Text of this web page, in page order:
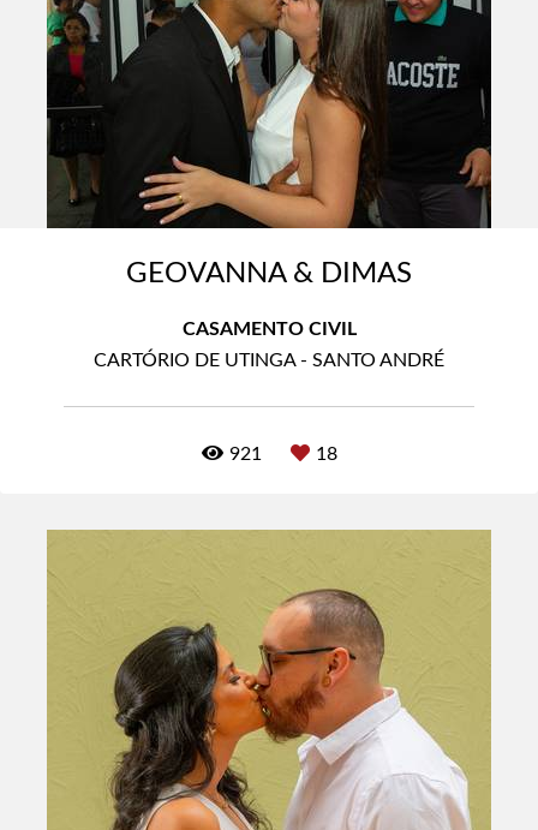
GEOVANNA & DIMAS
CASAMENTO CIVIL
CARTÓRIO DE UTINGA - SANTO ANDRÉ
921 18